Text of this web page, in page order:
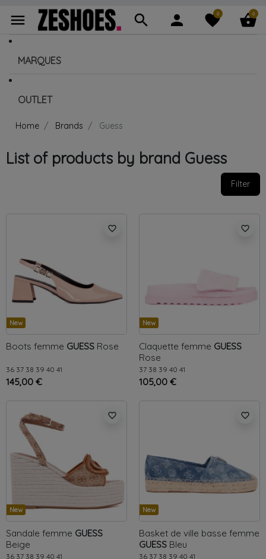
menu search person favorite
0 shopping_basket
0
MARQUES
OUTLET
Home Brands Guess
List of products by brand Guess
Filter
favorite_border
New
Boots femme GUESS Rose
36 37 38 39 40 41
145,00 €
favorite_border
New
Claquette femme GUESS
Rose
37 38 39 40 41
105,00 €
favorite_border
New
Sandale femme GUESS
Beige
36 37 38 39 40 41
favorite_border
New
Basket de ville basse femme
GUESS Bleu
36 37 38 39 40 41